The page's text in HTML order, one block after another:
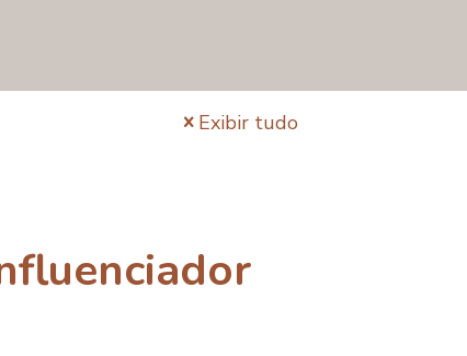
Exibir tudo